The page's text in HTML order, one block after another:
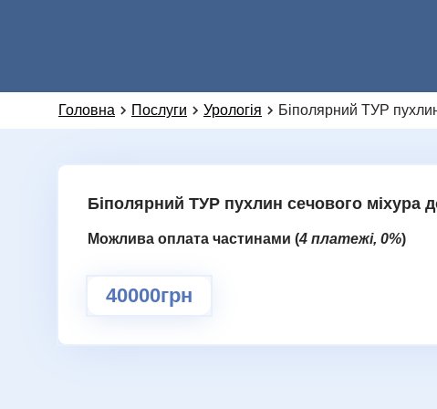
Головна Послуги Урологія Біполярний ТУР
Біполярний ТУР пухлин сечового міхура
Можлива оплата частинами (4 платежі, 0%)
40000грн